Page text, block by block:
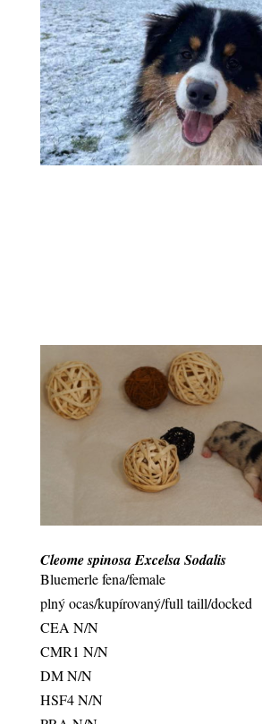
Cleome spinosa Excelsa Sodalis
Bluemerle fena/female
plný ocas/kupírovaný/full taill/docked
CEA N/N
CMR1 N/N
DM N/N
HSF4 N/N